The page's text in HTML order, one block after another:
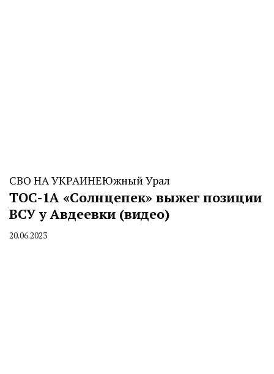
СВО НА УКРАИНЕЮжный Урал
ТОС-1А «Солнцепек» выжег позиции
ВСУ у Авдеевки (видео)
By
20.06.2023